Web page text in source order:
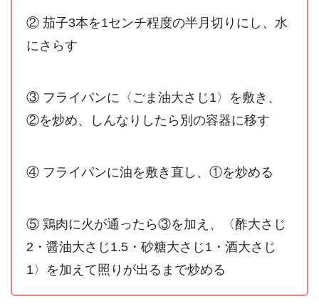
② 茄子3本を1センチ程度の半月切りにし、水
にさらす
③ フライパンに〈ごま油大さじ1〉を敷き、
②を炒め、しんなりしたら別の容器に移す
④ フライパンに油を敷き直し、①を炒める
⑤ 鶏肉に火が通ったら③を加え、〈酢大さじ
2・醤油大さじ1.5・砂糖大さじ1・酒大さじ
1〉を加えて照りが出るまで炒める